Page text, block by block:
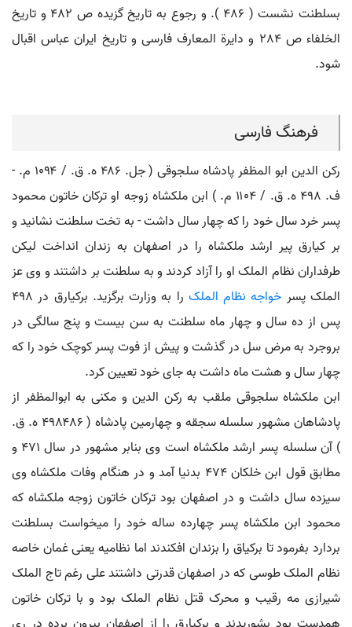
بسلطنت نشست ( 486 ). و رجوع به تاریخ گزیده ص 482 و تاریخ
الخلفاء ص 284 و دایرة المعارف فارسی و تاریخ ایران عباس اقبال
شود.
فرهنگ فارسی
رکن الدین ابو المظفر پادشاه سلجوقی ( جل. ۴۸۶ ه. ق. / ۱٠۹۴ م. -
ف. ۴۹۸ ه. ق. / ۱۱٠۴ م. ) ابن ملکشاه زوجه او ترکان خاتون محمود
پسر خرد سال خود را که چهار سال داشت - به تخت سلطنت نشانید و
بر کیارق پیر ارشد ملکشاه را در اصفهان به زندان انداخت لیکن
طرفداران نظام الملک او را آزاد کردند و به سلطنت بر داشتند و وی عز
الملک پسر خواجه نظام الملک
را به وزارت برگزید. برکیارق در ۴۹۸
پس از ده سال و چهار ماه سلطنت به سن بیست و پنج سالگی در
بروجرد به مرض سل در گذشت و پیش از فوت پسر کوچک خود را که
چهار سال و هشت ماه داشت به جای خود تعیین کرد.
ابن ملکشاه سلجوقی ملقب به رکن الدین و مکنی به ابوالمظفر از
پادشاهان مشهور سلسله سجقه و چهارمین پادشاه ( ۴۹۸۴۸۶ ه. ق.
) آن سلسله پسر ارشد ملکشاه است وی بنابر مشهور در سال ۴۷۱ و
مطابق قول ابن خلکان ۴۷۴ بدنیا آمد و در هنگام وفات ملکشاه وی
سیزده سال داشت و در اصفهان بود ترکان خاتون زوجه ملکشاه که
محمود ابن ملکشاه پسر چهارده ساله خود را میخواست بسلطنت
بردارد بفرمود تا برکیاق را بزندان افکندند اما نظامیه یعنی غمان خاصه
نظام الملک طوسی که در اصفهان قدرتی داشتند علی رغم تاج الملک
شیرازی مه رقیب و محرک قتل نظام الملک بود و با ترکان خاتون